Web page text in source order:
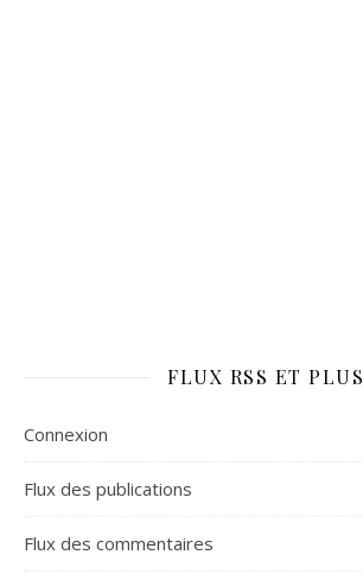
FLUX RSS ET PLUS
Connexion
Flux des publications
Flux des commentaires